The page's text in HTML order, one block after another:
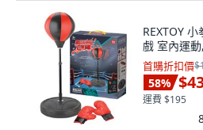
REXTOY
戲 室內運
首購折扣價
58%
運費 $195